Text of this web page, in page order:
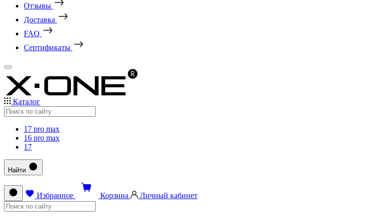
Отзывы
Доставка
FAQ
Сертификаты
Каталог
17 pro max
16 pro max
17
Найти
Избранное Корзина Личный кабинет